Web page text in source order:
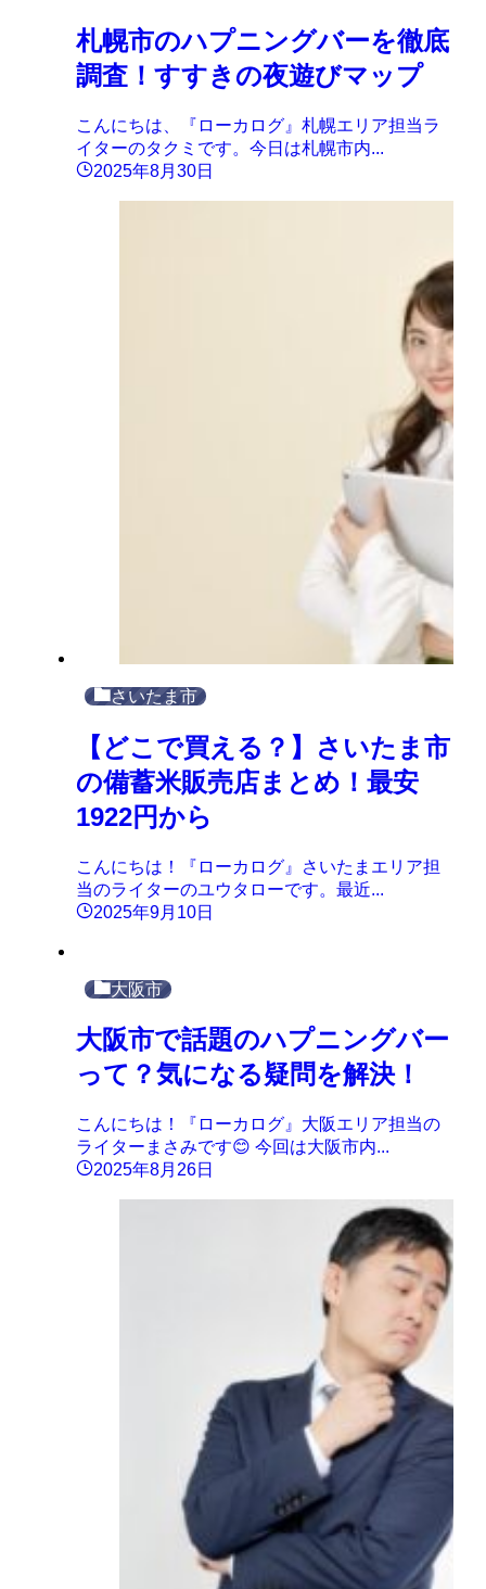
札幌市のハプニングバーを徹底
調査！すすきの夜遊びマップ
こんにちは、『ローカログ』札幌エリア担当ラ
イターのタクミです。今日は札幌市内...
2025年8月30日
さいたま市
【どこで買える？】さいたま市
の備蓄米販売店まとめ！最安
1922円から
こんにちは！『ローカログ』さいたまエリア担
当のライターのユウタローです。最近...
2025年9月10日
大阪市
大阪市で話題のハプニングバー
って？気になる疑問を解決！
こんにちは！『ローカログ』大阪エリア担当の
ライターまさみです😊 今回は大阪市内...
2025年8月26日